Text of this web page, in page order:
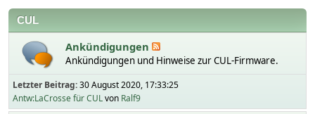
CUL
Ankündigungen
Ankündigungen und Hinweise zur CUL-Firmware.
Letzter Beitrag:30 August 2020, 17:33:25
Antw:LaCrosse für CULvon Ralf9